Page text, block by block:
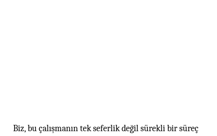
Biz, bu çalışmanın tek seferlik değil sürekli bir süreç